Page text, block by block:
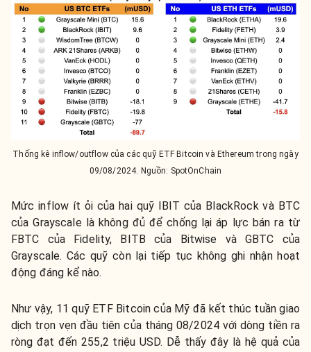
Thống kê inflow/outflow của các quỹ ETF Bitcoin và Ethereum trong ngày
09/08/2024. Nguồn: SpotOnChain
Mức inflow ít ỏi của hai quỹ IBIT của BlackRock và BTC
của Grayscale là không đủ để chống lại áp lực bán ra từ
FBTC của Fidelity, BITB của Bitwise và GBTC của
Grayscale. Các quỹ còn lại tiếp tục không ghi nhận hoạt
động đáng kể nào.
Như vậy, 11 quỹ ETF Bitcoin của Mỹ đã kết thúc tuần giao
dịch trọn vẹn đầu tiên của tháng 08/2024 với dòng tiền ra
ròng đạt đến 255,2 triệu USD. Dễ thấy đây là hệ quả của